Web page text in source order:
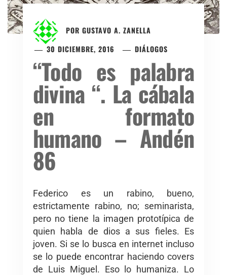
POR GUSTAVO A. ZANELLA
30 DICIEMBRE, 2016
DIÁLOGOS
“Todo es palabra
divina “. La cábala
en formato
humano – Andén
86
Federico es un rabino, bueno,
estrictamente rabino, no; seminarista,
pero no tiene la imagen prototípica de
quien habla de dios a sus fieles. Es
joven. Si se lo busca en internet incluso
se lo puede encontrar haciendo covers
de Luis Miguel. Eso lo humaniza. Lo